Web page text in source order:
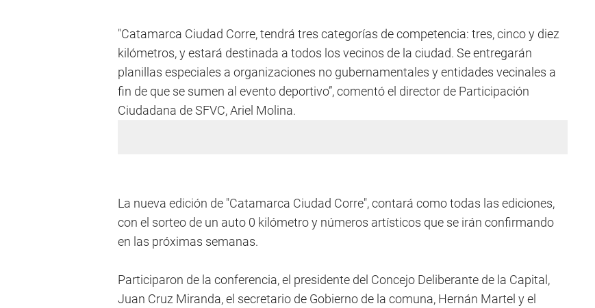
"Catamarca Ciudad Corre, tendrá tres categorías de competencia: tres, cinco y diez
kilómetros, y estará destinada a todos los vecinos de la ciudad. Se entregarán
planillas especiales a organizaciones no gubernamentales y entidades vecinales a
fin de que se sumen al evento deportivo”, comentó el director de Participación
Ciudadana de SFVC, Ariel Molina.
La nueva edición de "Catamarca Ciudad Corre", contará como todas las ediciones,
con el sorteo de un auto 0 kilómetro y números artísticos que se irán confirmando
en las próximas semanas.
Participaron de la conferencia, el presidente del Concejo Deliberante de la Capital,
Juan Cruz Miranda, el secretario de Gobierno de la comuna, Hernán Martel y el